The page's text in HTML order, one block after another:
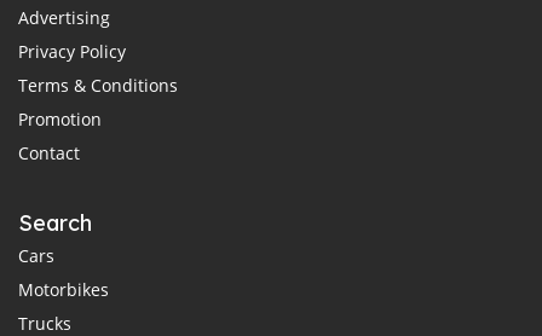
Advertising
Privacy Policy
Terms & Conditions
Promotion
Contact
Search
Cars
Motorbikes
Trucks